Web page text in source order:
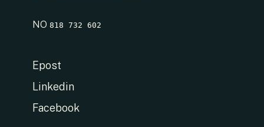
NO 818 732 602
Epost
Linkedin
Facebook